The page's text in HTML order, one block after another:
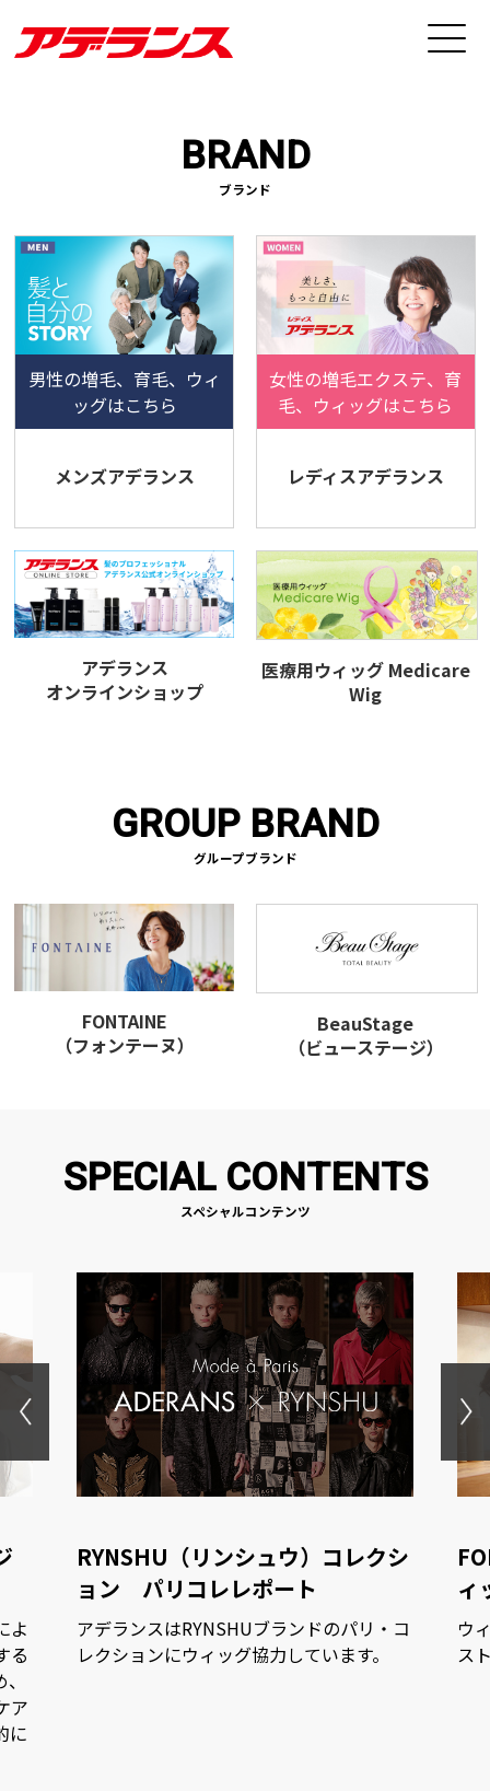
BRAND
ブランド
男性の増毛、育毛、ウィ
ッグはこちら
メンズアデランス
女性の増毛エクステ、育
毛、ウィッグはこちら
レディスアデランス
アデランス
オンラインショップ
医療用ウィッグ Medicare
Wig
GROUP BRAND
グループブランド
FONTAINE
（フォンテーヌ）
BeauStage
（ビューステージ）
SPECIAL CONTENTS
スペシャルコンテンツ
よ
る
ア
に
RYNSHU（リンシュウ）コレクシ
ョン パリコレレポート
アデランスはRYNSHUブランドのパリ・コ
レクションにウィッグ協力しています。
ィ
ウ
ス